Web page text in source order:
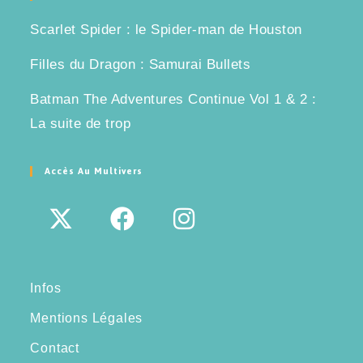
Scarlet Spider : le Spider-man de Houston
Filles du Dragon : Samurai Bullets
Batman The Adventures Continue Vol 1 & 2 :
La suite de trop
Accès Au Multivers
Infos
Mentions Légales
Contact